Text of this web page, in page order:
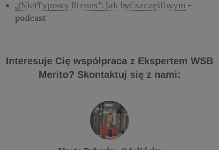
„(Nie)Typowy Biznes”: Jak być szczęśliwym -
podcast
Interesuje Cię współpraca z Ekspertem WSB
Merito? Skontaktuj się z nami: